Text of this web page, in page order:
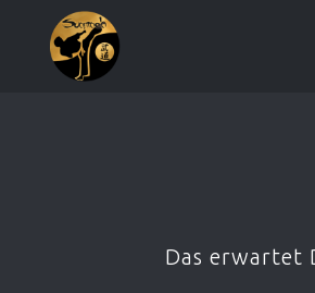
Das erwartet